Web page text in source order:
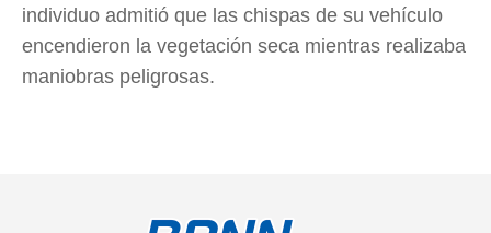
individuo admitió que las chispas de su vehículo
encendieron la vegetación seca mientras realizaba
maniobras peligrosas.